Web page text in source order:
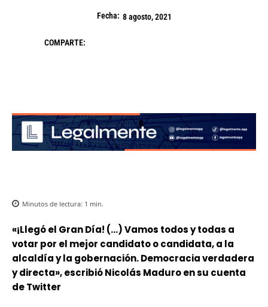
Fecha: 8 agosto, 2021
COMPARTE:
Minutos de lectura: 1 min.
«¡Llegó el Gran Día! (…) Vamos todos y todas a
votar por el mejor candidato o candidata, a la
alcaldía y la gobernación. Democracia verdadera
y directa», escribió Nicolás Maduro en su cuenta
de Twitter